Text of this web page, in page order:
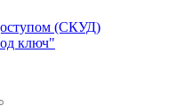
(СКУД)
ключ"